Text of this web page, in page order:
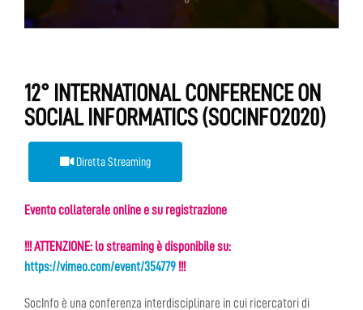
12° INTERNATIONAL CONFERENCE ON
SOCIAL INFORMATICS (SOCINFO2020)
Diretta Streaming
Evento collaterale online e su registrazione
!!! ATTENZIONE: lo streaming è disponibile su:
https://vimeo.com/event/354779 !!!
SocInfo è una conferenza interdisciplinare in cui ricercatori di